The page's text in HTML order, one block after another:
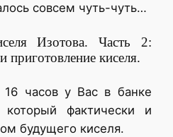
совсем чуть-чуть…
Изотова. Часть 2:
приготовление киселя.
часов у Вас в банке
который фактически и
будущего киселя.